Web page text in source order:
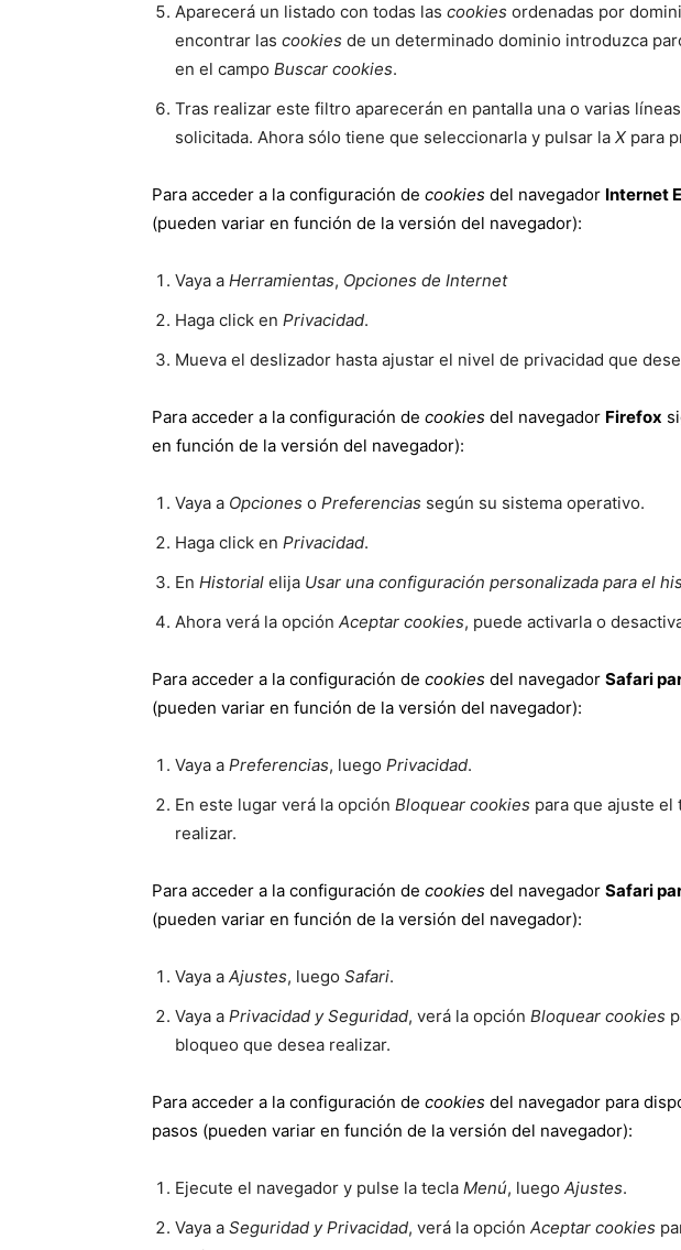
Aparecerá un listado con todas las cookies ordenadas por
encontrar las cookies de un determinado dominio introduzca
en el campo Buscar cookies.
Tras realizar este filtro aparecerán en pantalla una o varias
solicitada. Ahora sólo tiene que seleccionarla y pulsar la X para
Para acceder a la configuración de cookies del navegador Internet
(pueden variar en función de la versión del navegador):
Vaya a Herramientas, Opciones de Internet
Haga click en Privacidad.
Mueva el deslizador hasta ajustar el nivel de privacidad que
Para acceder a la configuración de cookies del navegador Firefox
en función de la versión del navegador):
Vaya a Opciones o Preferencias según su sistema operativo.
Haga click en Privacidad.
En Historial elija Usar una configuración personalizada para el
Ahora verá la opción Aceptar cookies, puede activarla o
Para acceder a la configuración de cookies del navegador Safari
(pueden variar en función de la versión del navegador):
Vaya a Preferencias, luego Privacidad.
En este lugar verá la opción Bloquear cookies para que ajuste
realizar.
Para acceder a la configuración de cookies del navegador Safari
(pueden variar en función de la versión del navegador):
Vaya a Ajustes, luego Safari.
Vaya a Privacidad y Seguridad, verá la opción Bloquear cookies
bloqueo que desea realizar.
Para acceder a la configuración de cookies del navegador para
pasos (pueden variar en función de la versión del navegador):
Ejecute el navegador y pulse la tecla Menú, luego Ajustes.
Vaya a Seguridad y Privacidad, verá la opción Aceptar cookies